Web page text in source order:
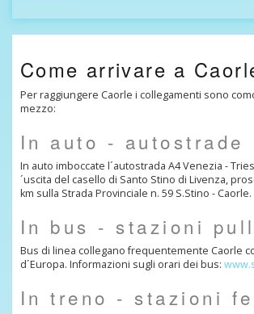
Come arrivare a
Per raggiungere Caorle i collegamenti sono
mezzo:
In auto - autostrade
In auto imboccate l´autostrada A4 Venezia -
´uscita del casello di Santo Stino di Livenza,
km sulla Strada Provinciale n. 59 S.Stino - Caorle.
In bus - stazioni
Bus di linea collegano frequentemente Caorle
d´Europa. Informazioni sugli orari dei bus:
In treno - stazioni